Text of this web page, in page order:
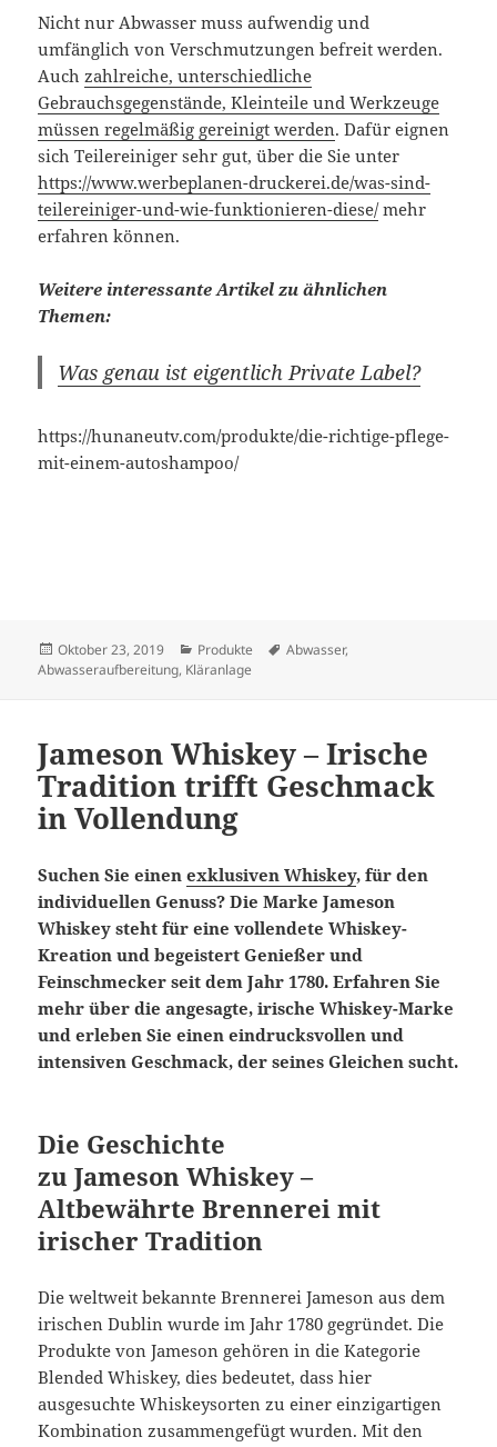
Nicht nur Abwasser muss aufwendig und
umfänglich von Verschmutzungen befreit werden.
Auchzahlreiche, unterschiedliche
Gebrauchsgegenstände, Kleinteile und Werkzeuge
müssen regelmäßig gereinigt werden. Dafür eignen
sich Teilereiniger sehr gut, über die Sie unter
https://www.werbeplanen-druckerei.de/was-sind-
teilereiniger-und-wie-funktionieren-diese/mehr
erfahren können.
Weitere interessante Artikel zu ähnlichen
Themen:
Was genau ist eigentlich Private Label?
https://hunaneutv.com/produkte/die-richtige-pflege-
mit-einem-autoshampoo/
Veröffentlicht
am
Oktober 23, 2019 Kategorien
Produkte Schlagwörter
Abwasser,
Abwasseraufbereitung, Kläranlage
Jameson Whiskey – Irische
Tradition trifft Geschmack
in Vollendung
Suchen Sie einenexklusiven Whiskey, für den
individuellen Genuss? Die Marke Jameson
Whiskey steht für eine vollendete Whiskey-
Kreation und begeistert Genießer und
Feinschmecker seit dem Jahr 1780. Erfahren Sie
mehr über die angesagte, irische Whiskey-Marke
und erleben Sie einen eindrucksvollen und
intensiven Geschmack, der seines Gleichen sucht.
Die Geschichte
zu Jameson Whiskey –
Altbewährte Brennerei mit
irischer Tradition
Die weltweit bekannte Brennerei Jameson aus dem
irischen Dublin wurde im Jahr 1780 gegründet. Die
Produkte von Jameson gehören in die Kategorie
Blended Whiskey, dies bedeutet, dass hier
ausgesuchte Whiskeysorten zu einer einzigartigen
Kombination zusammengefügt wurden. Mit den